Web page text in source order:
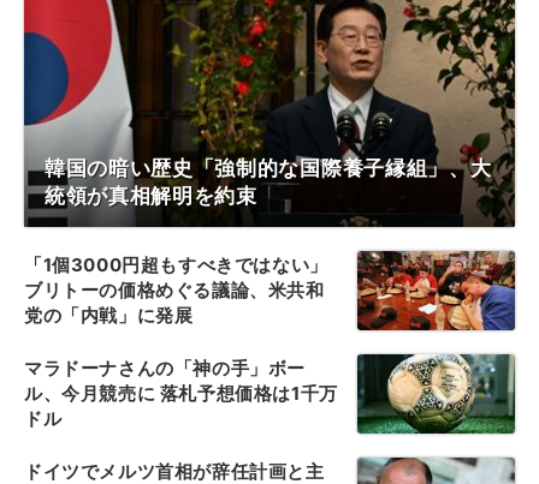
韓国の暗い歴史「強制的な国際養子縁組」、大
統領が真相解明を約束
「1個3000円超もすべきではない」
ブリトーの価格めぐる議論、米共和
党の「内戦」に発展
マラドーナさんの「神の手」ボー
ル、今月競売に 落札予想価格は1千万
ドル
ドイツでメルツ首相が辞任計画と主